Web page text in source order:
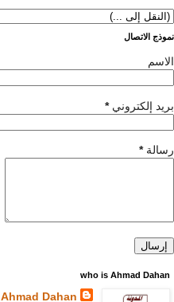
نموذج الاتصال
الاسم
بريد إلكتروني*
رسالة*
who is Ahmad Dahan
Ahmad Dahan